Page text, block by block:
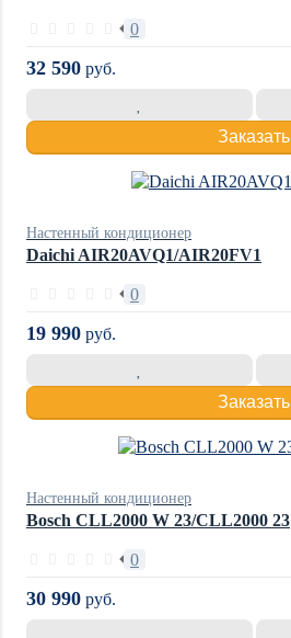
0
32 590 руб.
Заказать
Настенный кондиционер
Daichi AIR20AVQ1/AIR20FV1
0
19 990 руб.
Заказать
Настенный кондиционер
Bosch CLL2000 W 23/CLL2000 23
0
30 990 руб.